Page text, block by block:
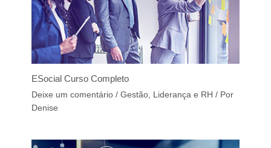
ESocial Curso Completo
Deixe um comentário / Gestão, Liderança e RH / Por
Denise